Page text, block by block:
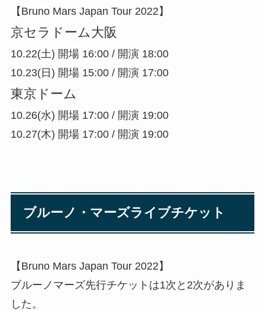
【Bruno Mars Japan Tour 2022】
京セラドーム大阪
10.22(⼟) 開場 16:00 / 開演 18:00
10.23(⽇) 開場 15:00 / 開演 17:00
東京ドーム
10.26(⽔) 開場 17:00 / 開演 19:00
10.27(⽊) 開場 17:00 / 開演 19:00
ブルーノ・マーズライブチケット
【Bruno Mars Japan Tour 2022】
ブルーノマーズ先行チケットは1次と2次がありま
した。